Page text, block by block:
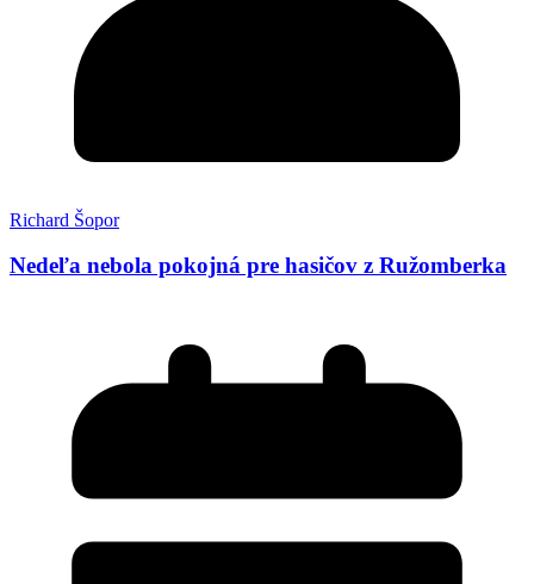
Richard Šopor
Nedeľa nebola pokojná pre hasičov z Ružomberka